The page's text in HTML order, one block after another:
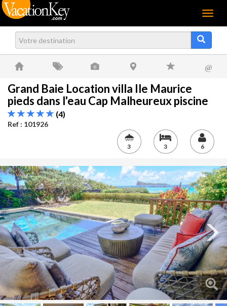
Menu
@
Grand Baie Location villa Ile Maurice
pieds dans l'eau Cap Malheureux piscine
(4)
Ref : 101926
3 3 6
Next